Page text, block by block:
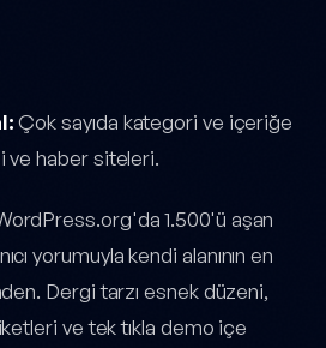
Çok sayıda kategori ve içeriğe
ve haber siteleri.
1.500'ü aşan
yorumuyla kendi alanının en
Dergi tarzı esnek düzeni,
ve tek tıkla demo içe